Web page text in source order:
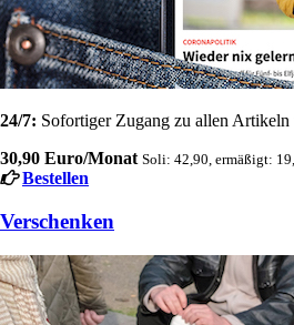
24/7: Sofortiger Zugang zu allen
30,90 Euro/Monat Soli: 42,90, ermäßigt:
Bestellen
Verschenken